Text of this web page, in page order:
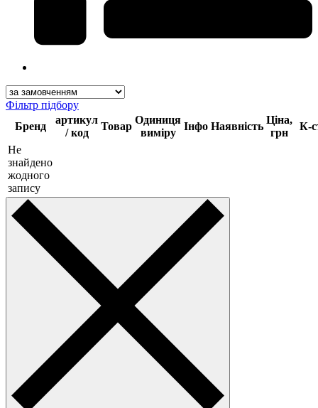
Фільтр підбору
Бренд
артикул
/ код
Товар
Одиниця
виміру
Інфо Наявність
Ціна,
грн
К-
Не
знайдено
жодного
запису